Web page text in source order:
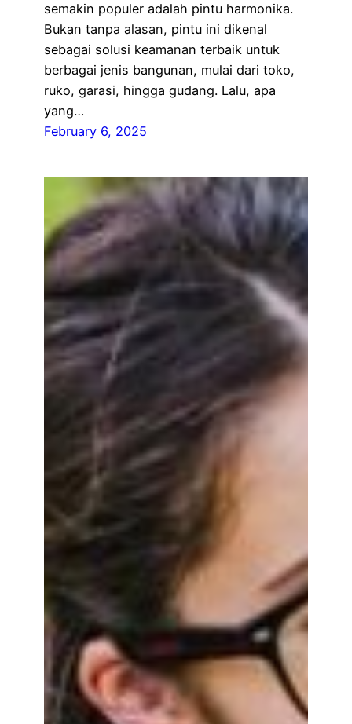
semakin populer adalah pintu harmonika.
Bukan tanpa alasan, pintu ini dikenal
sebagai solusi keamanan terbaik untuk
berbagai jenis bangunan, mulai dari toko,
ruko, garasi, hingga gudang. Lalu, apa
yang…
February 6, 2025